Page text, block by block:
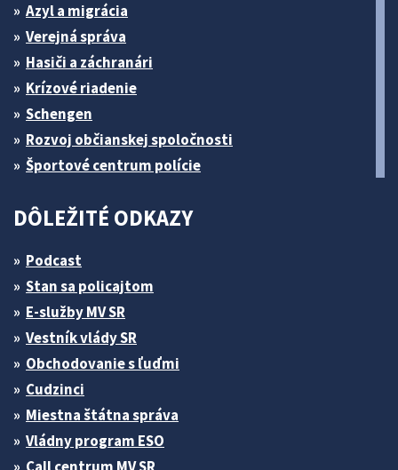
Azyl a migrácia
Verejná správa
Hasiči a záchranári
Krízové riadenie
Schengen
Rozvoj občianskej spoločnosti
Športové centrum polície
DÔLEŽITÉ ODKAZY
Podcast
Stan sa policajtom
E-služby MV SR
Vestník vlády SR
Obchodovanie s ľuďmi
Cudzinci
Miestna štátna správa
Vládny program ESO